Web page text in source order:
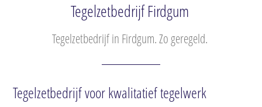
Tegelzetbedrijf Firdgum
Tegelzetbedrijf in Firdgum. Zo geregeld.
Tegelzetbedrijf voor kwalitatief tegelwerk